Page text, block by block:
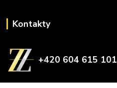
Kontakty
+420 604 615 101